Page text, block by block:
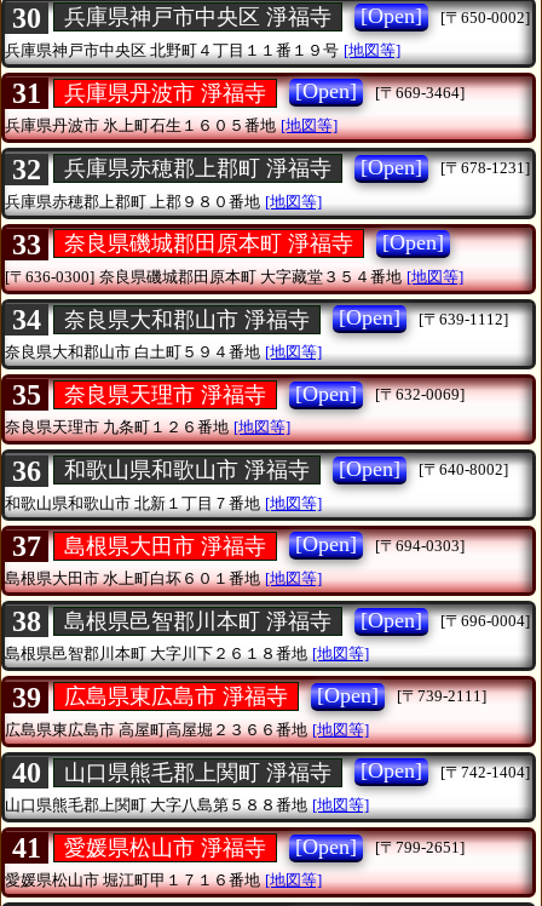
30 兵庫県神戸市中央区 淨福寺 [Open]
[〒650-0002]
兵庫県神戸市中央区 北野町４丁目１１番１９号 [地図等]
31 兵庫県丹波市 淨福寺 [Open]
[〒669-3464]
兵庫県丹波市氷上町石生１６０５番地 [地図等]
32 兵庫県赤穂郡上郡町 淨福寺 [Open]
[〒678-1231]
兵庫県赤穂郡上郡町 上郡９８０番地 [地図等]
33 奈良県磯城郡田原本町 淨福寺 [Open]
[〒636-0300] 奈良県磯城郡田原本町大字藏堂３５４番地 [地図等]
34 奈良県大和郡山市 淨福寺 [Open]
[〒639-1112]
奈良県大和郡山市白土町５９４番地 [地図等]
35 奈良県天理市 淨福寺 [Open]
[〒632-0069]
奈良県天理市九条町１２６番地 [地図等]
36 和歌山県和歌山市 淨福寺 [Open]
[〒640-8002]
和歌山県和歌山市 北新１丁目７番地 [地図等]
37 島根県大田市 淨福寺 [Open]
[〒694-0303]
島根県大田市水上町白坏６０１番地 [地図等]
38 島根県邑智郡川本町 淨福寺 [Open]
[〒696-0004]
島根県邑智郡川本町大字川下２６１８番地 [地図等]
39 広島県東広島市 淨福寺 [Open]
[〒739-2111]
広島県東広島市高屋町高屋堀２３６６番地 [地図等]
40 山口県熊毛郡上関町 淨福寺 [Open]
[〒742-1404]
山口県熊毛郡上関町大字八島第５８８番地 [地図等]
41 愛媛県松山市 淨福寺 [Open]
[〒799-2651]
愛媛県松山市堀江町甲１７１６番地 [地図等]